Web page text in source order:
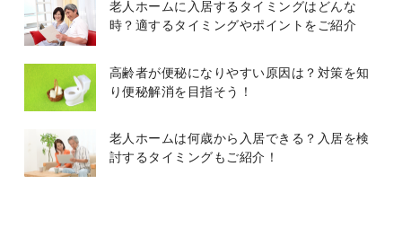
老人ホームに入居するタイミングはどんな
時？適するタイミングやポイントをご紹介
高齢者が便秘になりやすい原因は？対策を知
り便秘解消を目指そう！
老人ホームは何歳から入居できる？入居を検
討するタイミングもご紹介！